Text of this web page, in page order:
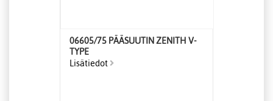
06605/75 PÄÄSUUTIN ZENITH V-
TYPE
Lisätiedot